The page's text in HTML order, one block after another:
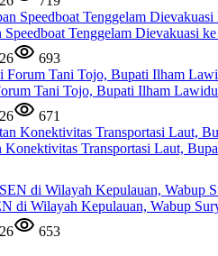
Tenggelam Dievakuasi
693
Tani Tojo, Bupati Ilham
671
Konektivitas Transportasi Laut,
di Wilayah Kepulauan, Wabup
653